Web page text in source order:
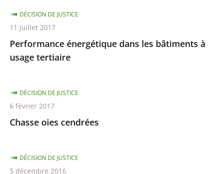
Performance énergétique dans les bâtiments à
usage tertiaire
DÉCISION DE JUSTICE
11 juillet 2017
Chasse oies cendrées
DÉCISION DE JUSTICE
6 février 2017
DÉCISION DE JUSTICE
5 décembre 2016